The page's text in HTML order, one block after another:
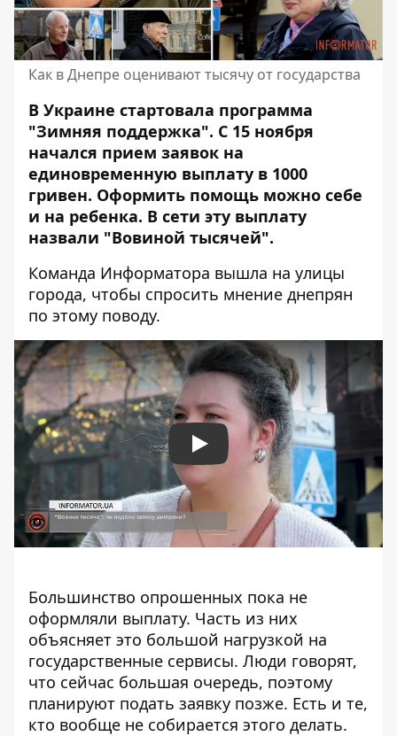
Как в Днепре оценивают тысячу от государства
В Украине стартовала программа
"Зимняя поддержка". С 15 ноября
начался прием заявок на
единовременную выплату в 1000
гривен. Оформить помощь можно себе
и на ребенка. В сети эту выплату
назвали "Вовиной тысячей".
Команда Информатора вышла на улицы
города, чтобы спросить мнение днепрян
по этому поводу.
Play
Большинство опрошенных пока не
оформляли выплату. Часть из них
объясняет это большой нагрузкой на
государственные сервисы. Люди говорят,
что сейчас большая очередь, поэтому
планируют подать заявку позже. Есть и те,
кто вообще не собирается этого делать.